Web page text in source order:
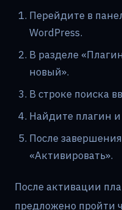
Перейдите в
WordPress.
В разделе
новый».
В строке поиска
Найдите плагин
После
«Активировать».
После активации
предложено пройти